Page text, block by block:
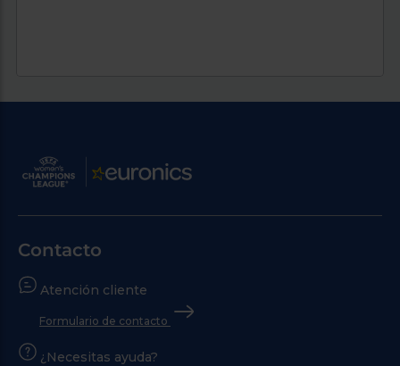
Contacto
Atención cliente
Formulario de contacto
¿Necesitas ayuda?